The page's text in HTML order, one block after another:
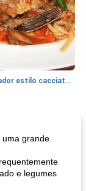
galinha caçador estilo cacciatore
uma grande
e legumes